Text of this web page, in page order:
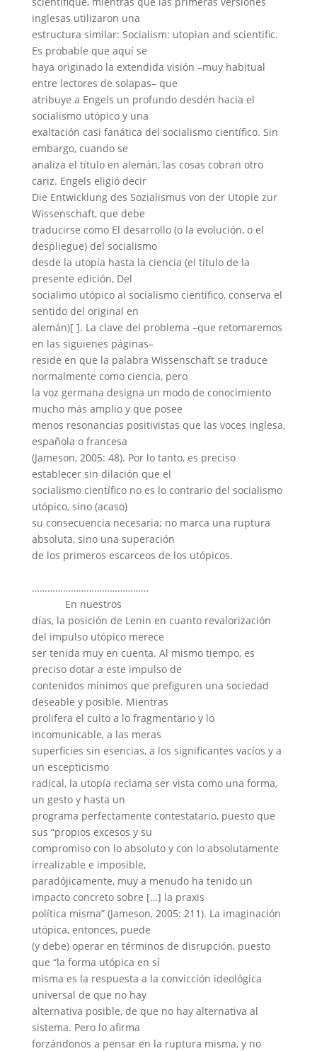
inglesas utilizaron una
estructura similar: Socialism: utopian and scientific.
Es probable que aquí se
haya originado la extendida visión –muy habitual
entre lectores de solapas– que
atribuye a Engels un profundo desdén hacia el
socialismo utópico y una
exaltación casi fanática del socialismo científico. Sin
embargo, cuando se
analiza el título en alemán, las cosas cobran otro
cariz. Engels eligió decir
Die Entwicklung des Sozialismus von der Utopie zur
Wissenschaft, que debe
traducirse como El desarrollo (o la evolución, o el
despliegue) del socialismo
desde la utopía hasta la ciencia (el título de la
presente edición, Del
socialimo utópico al socialismo científico, conserva el
sentido del original en
alemán)[ ]. La clave del problema –que retomaremos
en las siguienes páginas–
reside en que la palabra Wissenschaft se traduce
normalmente como ciencia, pero
la voz germana designa un modo de conocimiento
mucho más amplio y que posee
menos resonancias positivistas que las voces inglesa,
española o francesa
(Jameson, 2005: 48). Por lo tanto, es preciso
establecer sin dilación que el
socialismo científico no es lo contrario del socialismo
utópico, sino (acaso)
su consecuencia necesaria; no marca una ruptura
absoluta, sino una superación
de los primeros escarceos de los utópicos.
………………………………………
En nuestros
días, la posición de Lenin en cuanto revalorización
del impulso utópico merece
ser tenida muy en cuenta. Al mismo tiempo, es
preciso dotar a este impulso de
contenidos mínimos que prefiguren una sociedad
deseable y posible. Mientras
prolifera el culto a lo fragmentario y lo
incomunicable, a las meras
superficies sin esencias, a los significantes vacíos y a
un escepticismo
radical, la utopía reclama ser vista como una forma,
un gesto y hasta un
programa perfectamente contestatario, puesto que
sus “propios excesos y su
compromiso con lo absoluto y con lo absolutamente
irrealizable e imposible,
paradójicamente, muy a menudo ha tenido un
impacto concreto sobre […] la praxis
política misma” (Jameson, 2005: 211). La imaginación
utópica, entonces, puede
(y debe) operar en términos de disrupción, puesto
que “la forma utópica en sí
misma es la respuesta a la convicción ideológica
universal de que no hay
alternativa posible, de que no hay alternativa al
sistema. Pero lo afirma
forzándonos a pensar en la ruptura misma, y no